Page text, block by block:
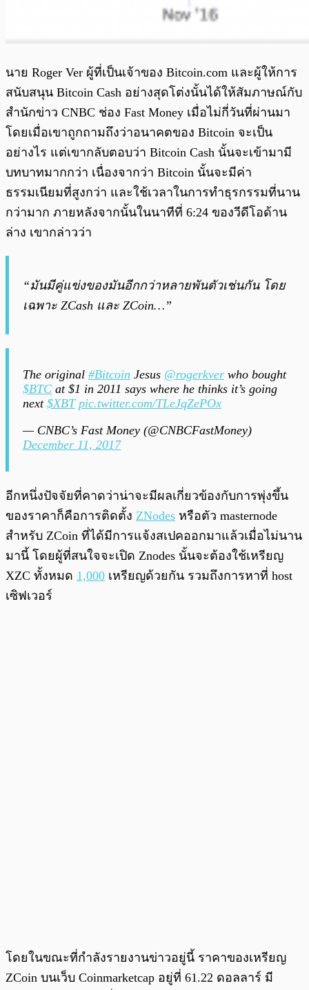
นาย Roger Ver ผู้ที่เป็นเจ้าของ Bitcoin.com และผู้ให้การ
สนับสนุน Bitcoin Cash อย่างสุดโต่งนั้นได้ให้สัมภาษณ์กับ
สำนักข่าว CNBC ช่อง Fast Money เมื่อไม่กี่วันที่ผ่านมา
โดยเมื่อเขาถูกถามถึงว่าอนาคตของ Bitcoin จะเป็น
อย่างไร แต่เขากลับตอบว่า Bitcoin Cash นั้นจะเข้ามามี
บทบาทมากกว่า เนื่องจากว่า Bitcoin นั้นจะมีค่า
ธรรมเนียมที่สูงกว่า และใช้เวลาในการทำธุรกรรมที่นาน
กว่ามาก ภายหลังจากนั้นในนาทีที่ 6:24 ของวีดีโอด้าน
ล่าง เขากล่าวว่า
“มันมีคู่แข่งของมันอีกกว่าหลายพันตัวเช่นกัน โดย
เฉพาะ ZCash และ ZCoin…”
The original #Bitcoin Jesus @rogerkver who bought
$BTC at $1 in 2011 says where he thinks it’s going
next $XBT pic.twitter.com/TLeJqZePOx
— CNBC’s Fast Money (@CNBCFastMoney)
December 11, 2017
อีกหนึ่งปัจจัยที่คาดว่าน่าจะมีผลเกี่ยวข้องกับการพุ่งขึ้น
ของราคาก็คือการติดตั้ง ZNodes หรือตัว masternode
สำหรับ ZCoin ที่ได้มีการแจ้งสเปคออกมาแล้วเมื่อไม่นาน
มานี้ โดยผู้ที่สนใจจะเปิด Znodes นั้นจะต้องใช้เหรียญ
XZC ทั้งหมด 1,000 เหรียญด้วยกัน รวมถึงการหาที่ host
เซิฟเวอร์
โดยในขณะที่กำลังรายงานข่าวอยู่นี้ ราคาของเหรียญ
ZCoin บนเว็บ Coinmarketcap อยู่ที่ 61.22 ดอลลาร์ มี